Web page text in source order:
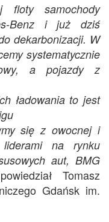
floty samochody
Benz i już dziś
dekarbonizacji. W
systematycznie
a pojazdy z
ładowania to jest
się z owocnej i
liderami na rynku
aut, BMG
Tomasz
Gdańsk im.